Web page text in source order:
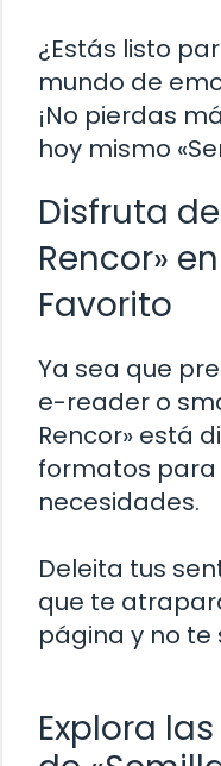
¿Estás listo
mundo de
¡No pierdas
hoy mismo
Disfruta
Rencor»
Favorito
Ya sea que
e-reader o
Rencor» está
formatos
necesidades.
Deleita tus
que te
página y no
Explora